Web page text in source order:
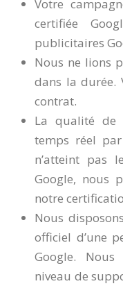
Votre
certifiée
publicitaires
Nous ne lions
dans la durée.
contrat.
La qualité de
temps réel par
n’atteint pas
Google, nous
notre
Nous
officiel d’une
Google. Nous
niveau de